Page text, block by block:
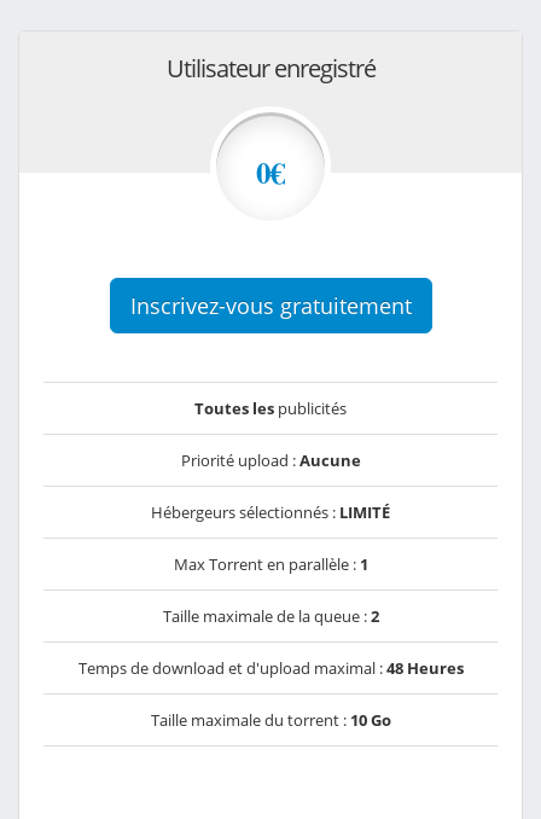
Utilisateur enregistré
0€
Inscrivez-vous gratuitement
Toutes les publicités
Priorité upload :Aucune
Hébergeurs sélectionnés : LIMITÉ
Max Torrent en parallèle : 1
Taille maximale de la queue :2
Temps de download et d'upload maximal :48 Heures
Taille maximale du torrent : 10 Go